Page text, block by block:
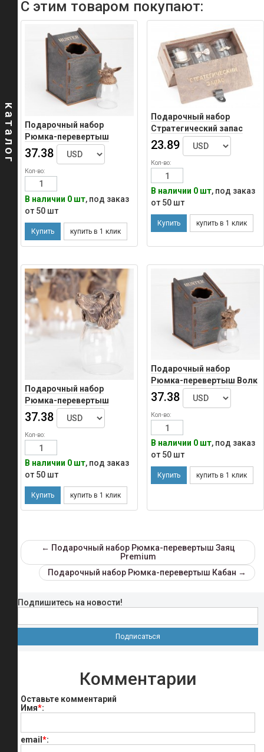
C этим товаром покупают:
Подарочный набор
Рюмка-перевертыш
Кабан
37.38
Кол-во:
В наличии 0 шт, под заказ
от 50 шт
Подарочный набор
Стратегический запас
Джентельмен Shoko
23.89
Кол-во:
В наличии 0 шт, под заказ
от 50 шт
Подарочный набор
Рюмка-перевертыш
Гончая Premium
37.38
Кол-во:
В наличии 0 шт, под заказ
от 50 шт
Подарочный набор
Рюмка-перевертыш Волк
37.38
Кол-во:
В наличии 0 шт, под заказ
от 50 шт
← Подарочный набор Рюмка-перевертыш Заяц
Premium
Подарочный набор Рюмка-перевертыш Кабан →
Подпишитесь на новости!
Комментарии
Оставьте комментарий
Имя*:
email *:
из
дерева
Дополнение
2022
Художественное
литье
Подарочные
наборы
Авторские
наборы
Бронзовые
рюмки
перевертыши
Камни
для
охлаждения
виски
Мини-
Овальные
26х22
каталог